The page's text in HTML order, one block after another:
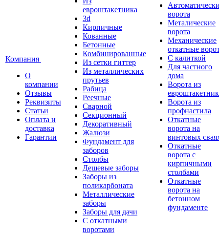
Компания
О
компании
Отзывы
Реквизиты
Статьи
Оплата и
доставка
Гарантии
евроштакетника
3d
Кирпичные
Кованные
Бетонные
Комбинированные
Из сетки гиттер
Из металлических
прутьев
Рабица
Реечные
Сварной
Секционный
Декоративный
Жалюзи
Фундамент для
заборов
Столбы
Дешевые заборы
Заборы из
поликарбоната
Металлические
заборы
Заборы для дачи
С откатными
воротами
ворота
Металические
ворота
Механические
откатные
С калиткой
Для частного
дома
Ворота из
Ворота из
профнастила
Откатные
ворота на
винтовых
Откатные
ворота с
кирпичными
столбами
Откатные
ворота на
бетонном
фундаменте